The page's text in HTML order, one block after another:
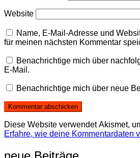
Website
Name, E-Mail-Adresse und
für meinen nächsten Kommentar
Benachrichtige mich über
E-Mail.
Benachrichtige mich über neue
Diese Website verwendet Akismet,
Erfahre, wie deine Kommentardaten